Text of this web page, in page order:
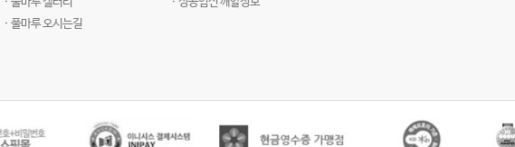
ㆍ풀마루 오시는길